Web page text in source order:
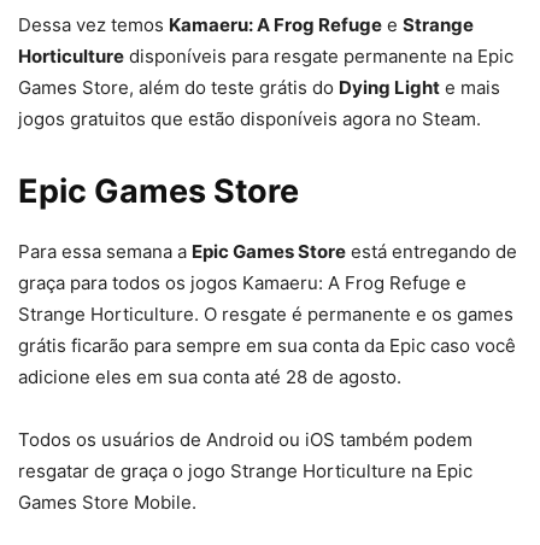
Dessa vez temos Kamaeru: A Frog Refuge e Strange
Horticulture disponíveis para resgate permanente na Epic
Games Store, além do teste grátis do Dying Light e mais
jogos gratuitos que estão disponíveis agora no Steam.
Epic Games Store
Para essa semana a Epic Games Store está entregando de
graça para todos os jogos Kamaeru: A Frog Refuge e
Strange Horticulture. O resgate é permanente e os games
grátis ficarão para sempre em sua conta da Epic caso você
adicione eles em sua conta até 28 de agosto.
Todos os usuários de Android ou iOS também podem
resgatar de graça o jogo Strange Horticulture na Epic
Games Store Mobile.